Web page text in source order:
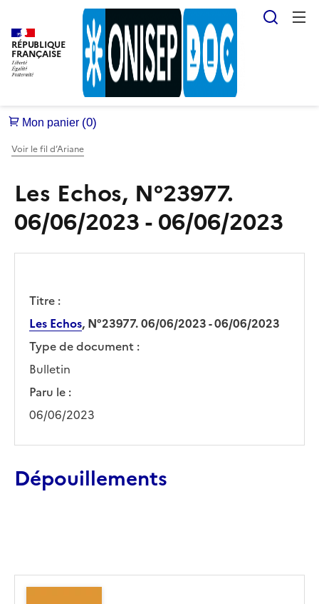
RÉPUBLIQUE
FRANÇAISE
Voir le fil d’Ariane
Les Echos, N°23977.
06/06/2023 - 06/06/2023
Titre :
Les Echos, N°23977. 06/06/2023 - 06/06/2023
Type de document :
Bulletin
Paru le :
06/06/2023
Dépouillements